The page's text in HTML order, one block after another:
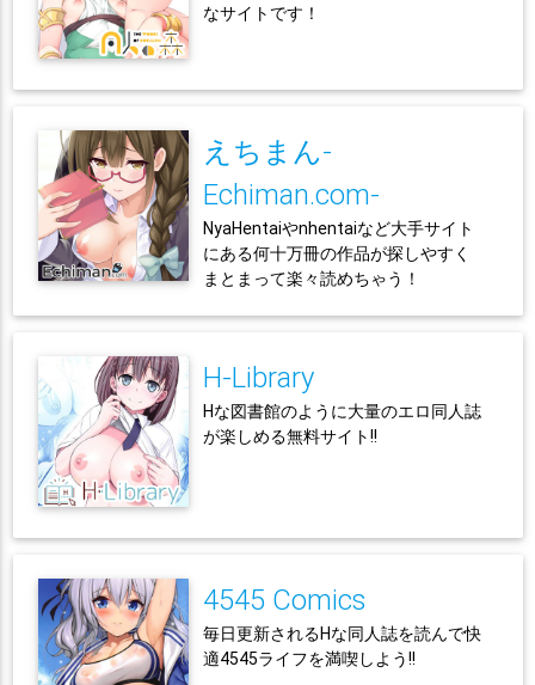
なサイトです！
えちまん-
Echiman.com-
NyaHentaiやnhentaiなど大手サイト
にある何十万冊の作品が探しやすく
まとまって楽々読めちゃう！
H-Library
Hな図書館のように大量のエロ同人誌
が楽しめる無料サイト!!
4545 Comics
毎日更新されるHな同人誌を読んで快
適4545ライフを満喫しよう!!